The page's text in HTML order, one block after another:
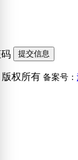
版权所有 备案号：